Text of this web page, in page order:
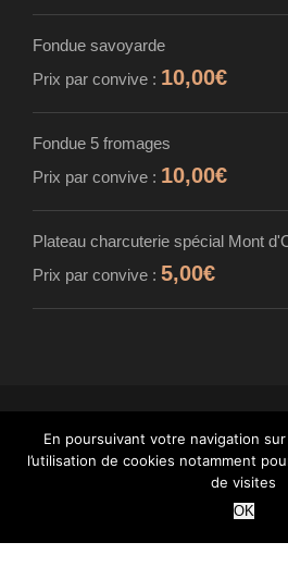
Fondue savoyarde
Prix par convive : 10,00€
Fondue 5 fromages
Prix par convive : 10,00€
Plateau charcuterie spécial Mont
Prix par convive : 5,00€
© MAISON CARDINET -
- TOUS DROITS
WANT
En poursuivant votre navigation
l’utilisation de cookies notamment
de visites
OK